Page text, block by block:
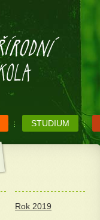
STUDIUM
Rok 2019